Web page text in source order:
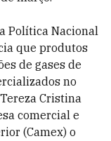
Política Nacional
que produtos
de gases de
no
Cristina
comercial e
(Camex) o